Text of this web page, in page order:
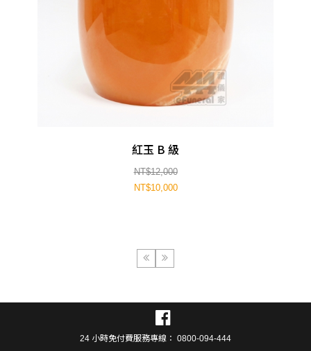
紅玉 B 級
NT$12,000
NT$10,000
24 小時免付費服務專線： 0800-094-444